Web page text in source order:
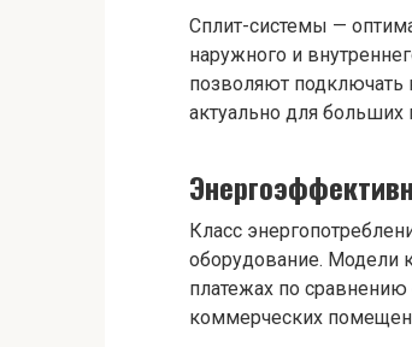
Сплит-системы —
наружного и
позволяют подключать
актуально для
Класс
оборудование. Модели
платежах по сравнению
коммерческих